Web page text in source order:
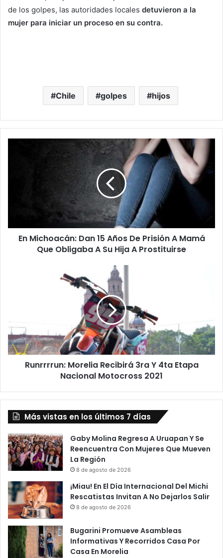
de los golpes, las autoridades locales detuvieron a la
mujer para iniciar un proceso en su contra.
Chile golpes hijos
Mamá
QueEn Michoacán: Dan 15 Años De Prisión A Mamá
Que Obligaba A Su Hija A Prostituirse
Etapa
Nacional
Motocross
Runrrrrun: Morelia Recibirá 3ra Y 4ta Etapa
Nacional Motocross 2021
Más vistas en los últimos 7 días
Gaby Molina Regresa A Uruapan Y Se
Reencuentra Con Mujeres Que Mueven
La Región
8 de agosto de 2026
¡Miau! En El Día Internacional Del Michi
Rescatistas Invitan A No Dejarlos Salir
8 de agosto de 2026
Bugarini Promueve Asambleas
Informativas Y Recorridos Casa Por
Casa En Morelia